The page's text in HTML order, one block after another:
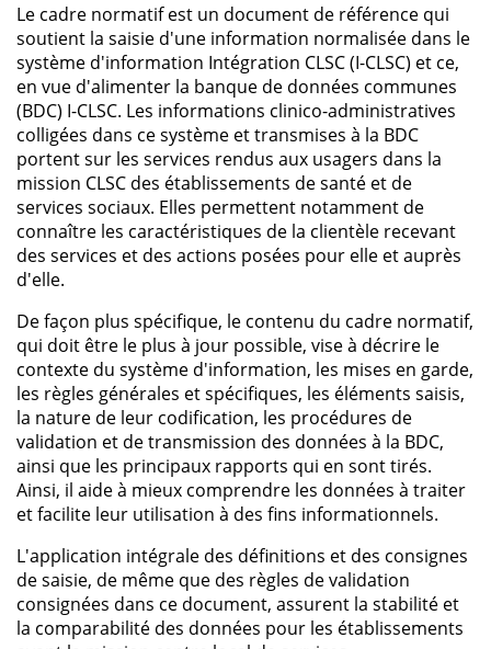
Le cadre normatif est un document de référence qui
soutient la saisie d'une information normalisée dans le
système d'information Intégration CLSC (I-CLSC) et ce,
en vue d'alimenter la banque de données communes
(BDC) I-CLSC. Les informations clinico-administratives
colligées dans ce système et transmises à la BDC
portent sur les services rendus aux usagers dans la
mission CLSC des établissements de santé et de
services sociaux. Elles permettent notamment de
connaître les caractéristiques de la clientèle recevant
des services et des actions posées pour elle et auprès
d'elle.
De façon plus spécifique, le contenu du cadre normatif,
qui doit être le plus à jour possible, vise à décrire le
contexte du système d'information, les mises en garde,
les règles générales et spécifiques, les éléments saisis,
la nature de leur codification, les procédures de
validation et de transmission des données à la BDC,
ainsi que les principaux rapports qui en sont tirés.
Ainsi, il aide à mieux comprendre les données à traiter
et facilite leur utilisation à des fins informationnels.
L'application intégrale des définitions et des consignes
de saisie, de même que des règles de validation
consignées dans ce document, assurent la stabilité et
la comparabilité des données pour les établissements